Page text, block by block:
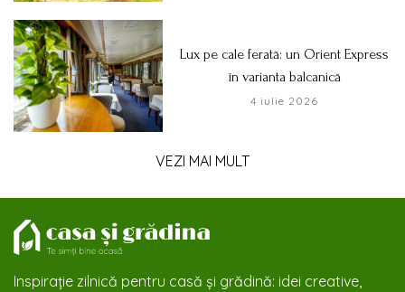
Lux pe cale ferată: un Orient Express
în varianta balcanică
4 iulie 2026
VEZI MAI MULT
Inspirație zilnică pentru casă și grădină: idei creative,